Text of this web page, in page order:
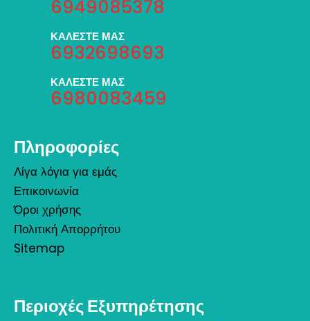
6949085378
ΚΑΛΕΣΤΕ ΜΑΣ
6932698693
ΚΑΛΕΣΤΕ ΜΑΣ
6980083459
Πληροφορίες
Λίγα λόγια για εμάς
Επικοινωνία
Όροι χρήσης
Πολιτική Απορρήτου
Sitemap
Περιοχές Εξυπηρέτησης